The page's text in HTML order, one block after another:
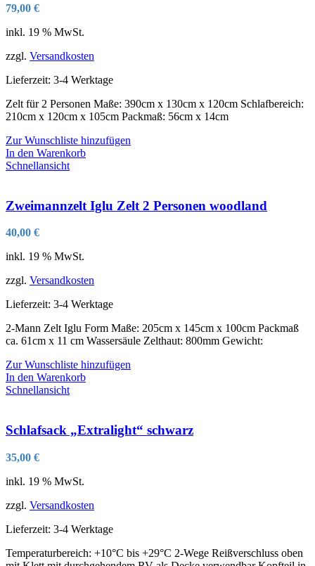
79,00 €
inkl. 19 % MwSt.
zzgl. Versandkosten
Lieferzeit: 3-4 Werktage
Zelt für 2 Personen Maße: 390cm x 130cm x 120cm Schlafbereich:
210cm x 120cm x 105cm Packmaß: 56cm x 14cm
Zur Wunschliste hinzufügen
In den Warenkorb
Schnellansicht
Zweimannzelt Iglu Zelt 2 Personen woodland
40,00 €
inkl. 19 % MwSt.
zzgl. Versandkosten
Lieferzeit: 3-4 Werktage
2-Mann Zelt Iglu Form Maße: 205cm x 145cm x 100cm Packmaß
ca. 61cm x 11 cm Wassersäule Zelthaut: 800mm Gewicht:
Zur Wunschliste hinzufügen
In den Warenkorb
Schnellansicht
Schlafsack „Extralight“ schwarz
35,00 €
inkl. 19 % MwSt.
zzgl. Versandkosten
Lieferzeit: 3-4 Werktage
Temperaturbereich: +10°C bis +29°C 2-Wege Reißverschluss oben